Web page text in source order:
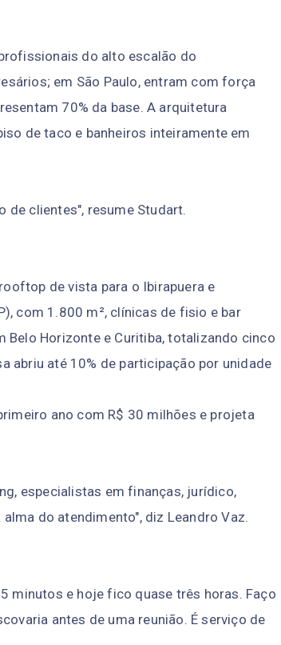
do alto escalão do
em São Paulo, entram com força
70% da base. A arquitetura
de taco e banheiros inteiramente em
de clientes", resume Studart.
de vista para o Ibirapuera e
com 1.800 m², clínicas de fisio e bar
Belo Horizonte e Curitiba, totalizando cinco
abriu até 10% de participação por unidade
ano com R$ 30 milhões e projeta
especialistas em finanças, jurídico,
do atendimento", diz Leandro Vaz.
minutos e hoje fico quase três horas. Faço
antes de uma reunião. É serviço de